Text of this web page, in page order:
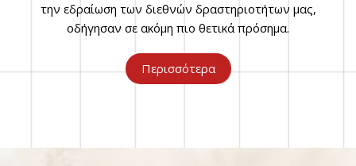
την εδραίωση των διεθνών δραστηριοτήτων μας,
οδήγησαν σε ακόμη πιο θετικά πρόσημα.
Περισσότερα